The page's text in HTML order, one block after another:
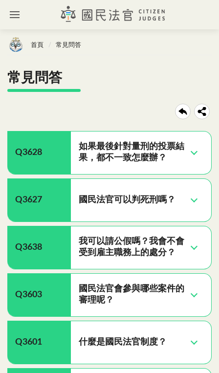
首頁 常見問答
常見問答
Q3628
如果最後針對量刑的投票結
果，都不一致怎麼辦？
Q3627 國民法官可以判死刑嗎？
Q3638
我可以請公假嗎？我會不會
受到雇主職務上的處分？
Q3603
國民法官會參與哪些案件的
審理呢？
Q3601 什麼是國民法官制度？